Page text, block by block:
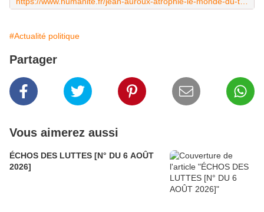
#Actualité politique
Partager
Vous aimerez aussi
ÉCHOS DES LUTTES [N° DU 6 AOÛT
2026]